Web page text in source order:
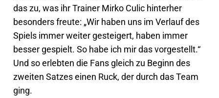
das zu, was ihr Trainer Mirko Culic hinterher
besonders freute: „Wir haben uns im Verlauf des
Spiels immer weiter gesteigert, haben immer
besser gespielt. So habe ich mir das vorgestellt.“
Und so erlebten die Fans gleich zu Beginn des
zweiten Satzes einen Ruck, der durch das Team
ging.